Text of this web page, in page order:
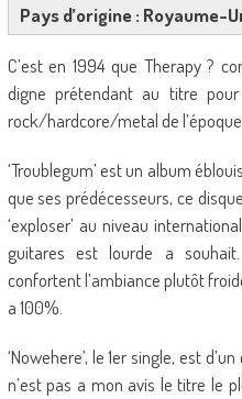
Pays d’origine : Royaume-
C’est en 1994 que Therapy ?
digne prétendant au titre
rock/hardcore/metal de l’époque.
‘Troublegum’ est un album
que ses prédécesseurs, ce
‘exploser’ au niveau
guitares est lourde a
confortent l’ambiance plutôt
a 100%.
‘Nowehere’, le 1er single, est
n’est pas a mon avis le titre le